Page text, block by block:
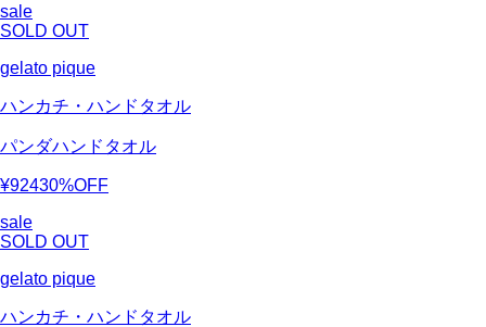
sale
SOLD OUT
gelato pique
ハンカチ・ハンドタオル
パンダハンドタオル
¥92430%OFF
sale
SOLD OUT
gelato pique
ハンカチ・ハンドタオル